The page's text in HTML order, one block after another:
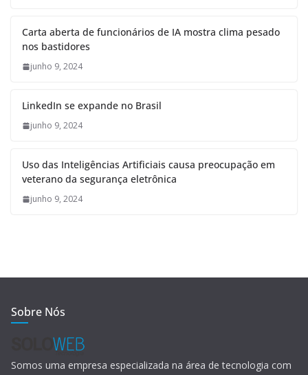
Carta aberta de funcionários de IA mostra clima pesado
nos bastidores
junho 9, 2024
LinkedIn se expande no Brasil
junho 9, 2024
Uso das Inteligências Artificiais causa preocupação em
veterano da segurança eletrônica
junho 9, 2024
Sobre Nós
Somos uma empresa especializada na área de tecnologia com